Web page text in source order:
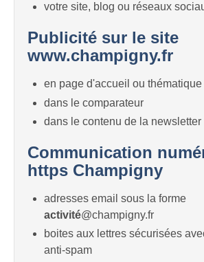
votre site, blog ou réseaux
Publicité sur le site
www.champigny.fr
en page d'accueil ou thématique
dans le comparateur
dans le contenu de la newsletter
Communication
https Champigny
adresses email sous la forme
activité@champigny.fr
boites aux lettres sécurisées
anti-spam